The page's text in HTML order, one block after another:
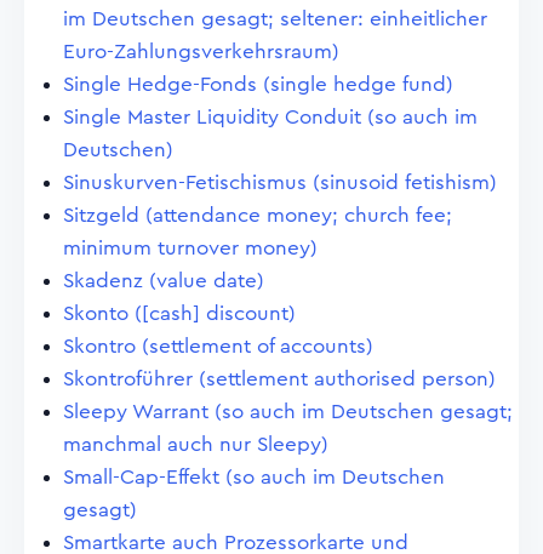
im Deutschen gesagt; seltener: einheitlicher
Euro-Zahlungsverkehrsraum)
Single Hedge-Fonds (single hedge fund)
Single Master Liquidity Conduit (so auch im
Deutschen)
Sinuskurven-Fetischismus (sinusoid fetishism)
Sitzgeld (attendance money; church fee;
minimum turnover money)
Skadenz (value date)
Skonto ([cash] discount)
Skontro (settlement of accounts)
Skontroführer (settlement authorised person)
Sleepy Warrant (so auch im Deutschen gesagt;
manchmal auch nur Sleepy)
Small-Cap-Effekt (so auch im Deutschen
gesagt)
Smartkarte auch Prozessorkarte und